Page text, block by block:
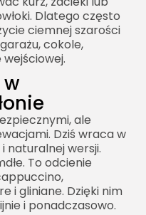
Dlatego często
ciemnej szarości
cokole,
ale
Dziś wraca w
naturalnej wersji.
To odcienie
i gliniane. Dzięki nim
i ponadczasowo.